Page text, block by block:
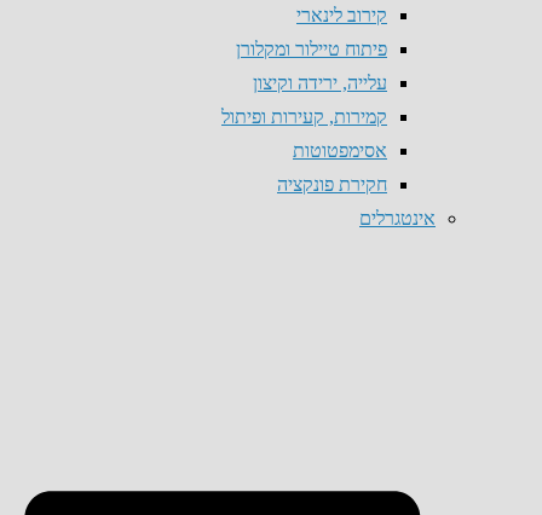
קירוב לינארי
פיתוח טיילור ומקלורן
עלייה, ירידה וקיצון
קמירות, קעירות ופיתול
אסימפטוטות
חקירת פונקציה
אינטגרלים